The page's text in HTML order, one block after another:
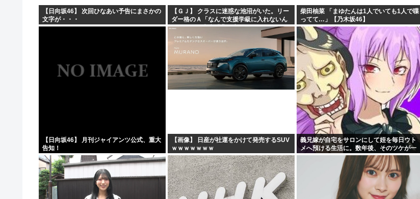
【日向坂46】 次回ひなあい予告にまさかの
文字が・・・
【ＧＪ】 クラスに迷惑な池沼がいた。リー
ダー格のＡ「なんで支援学級に入れないん
ですか？」先生「背の高い低いと同じで、
これも個性なの！差別は...
柴田柚菜 「まゆたんは1人でいても1人で喋
ってて…」【乃木坂46】
【日向坂46】 月刊ジャイアンツ公式、重大
告知！
【画像】 日産が社運をかけて発売するSUV
ｗｗｗｗｗｗｗ
義兄嫁が自宅をサロンにして姪を毎日ウト
メへ預ける生活に。数年後、そのツケが一
気に回ってきて…